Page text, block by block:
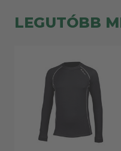
LEGUTÓBB